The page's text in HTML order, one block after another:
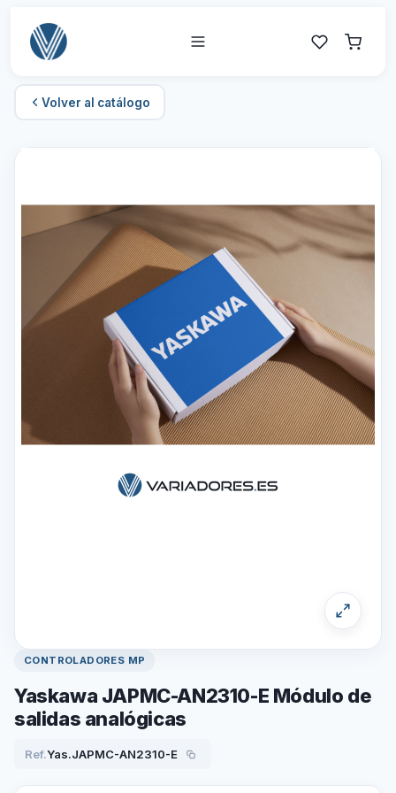
Volver al catálogo
CONTROLADORES MP
Yaskawa JAPMC-AN2310-E Módulo de
salidas analógicas
Ref.Yas.JAPMC-AN2310-E